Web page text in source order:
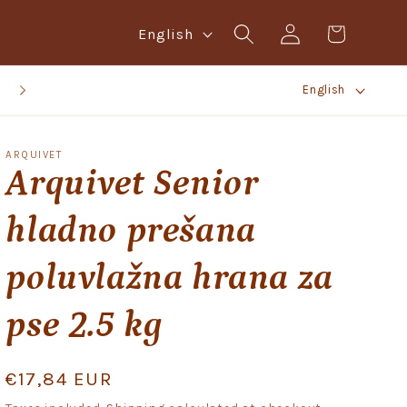
a
g
e
English
Log
in
Cart
BESPLATNA BOX NOW POŠTARINA IZNAD 20,00 EURA!
e
English
ARQUIVET
Arquivet Senior
hladno prešana
poluvlažna hrana za
pse 2.5 kg
Regular
€17,84 EUR